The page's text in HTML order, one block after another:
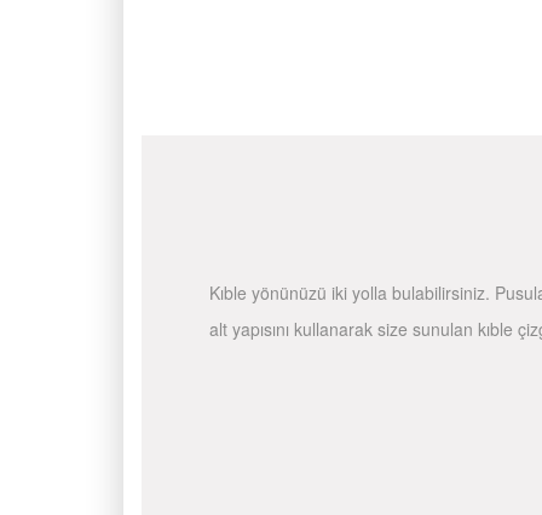
Kıble yönünüzü iki yolla bulabilirsiniz.
alt yapısını kullanarak size sunulan kıble